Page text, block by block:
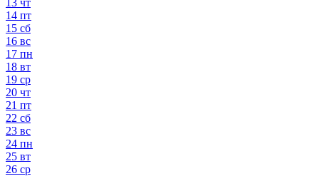
13 чт
14 пт
15 сб
16 вс
17 пн
18 вт
19 ср
20 чт
21 пт
22 сб
23 вс
24 пн
25 вт
26 ср